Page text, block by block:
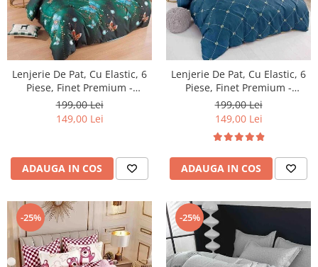
Lenjerie De Pat, Cu Elastic, 6
Piese, Finet Premium -
LPBF6PE29
199,00 Lei
149,00 Lei
ADAUGA IN COS
Lenjerie De Pat, Cu Elastic, 6
Piese, Finet Premium -
LPBF6PE30
199,00 Lei
149,00 Lei
ADAUGA IN COS
-25% -25%